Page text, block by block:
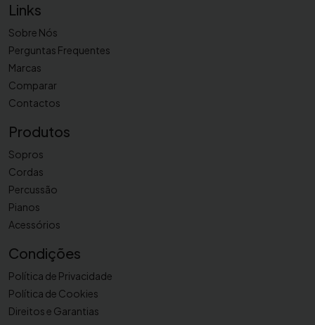
t
P
e
r
f
o
m
e
r
X
P
R
5
Links
Sobre Nós
Perguntas Frequentes
Marcas
Comparar
Contactos
Produtos
Sopros
Cordas
Percussão
Pianos
Acessórios
Condições
Política de Privacidade
Política de Cookies
Direitos e Garantias